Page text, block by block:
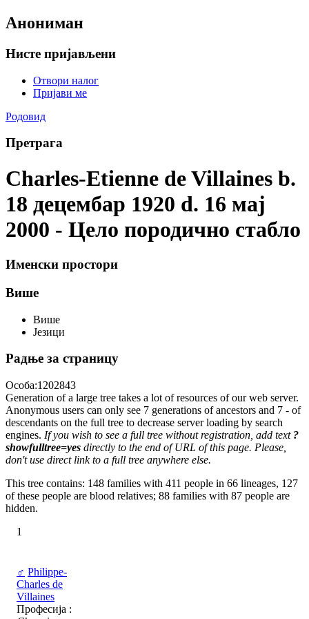
Анониман
Нисте пријављени
Отвори налог
Пријави ме
Родовид
Претрага
Charles-Etienne de Villaines b.
18 децембар 1920 d. 16 мај
2000 - Цело породично стабло
Именски простори
Више
Више
Језици
Радње за страницу
Особа:1202843
Generation of a large tree takes a lot of resources of our web server.
Anonymous users can only see 7 generations of ancestors and 7 - of
descendants on the full tree to decrease server loading by search
engines. If you wish to see a full tree without registration, add text ?
showfulltree=yes directly to the end of URL of this page. Please,
don't use direct link to a full tree anywhere else.
This tree contains: 148 families with 411 people in 66 lineages, 127
of these people are blood relatives; 88 families with 87 people are
hidden.
1
♂ Philippe-
Charles de
Villaines
Професија :